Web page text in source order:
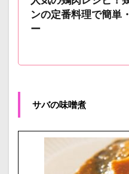
ンの定番料理で簡単
ー
サバの味噌煮